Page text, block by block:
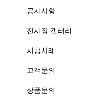
공지사항
전시장 갤러리
시공사례
고객문의
상품문의